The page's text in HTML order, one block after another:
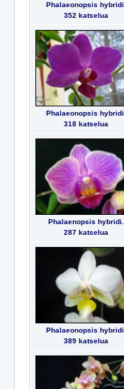
Phalaeonopsis hybridi.
352 katselua
Phalaeonopsis hybridi.
318 katselua
Phalaenopsis hybridi.
287 katselua
Phalaeonopsis hybridi.
389 katselua